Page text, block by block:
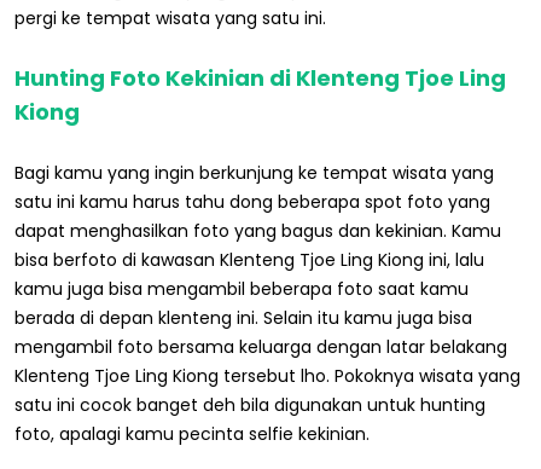
pergi ke tempat wisata yang satu ini.
Hunting Foto Kekinian di Klenteng Tjoe Ling
Kiong
Bagi kamu yang ingin berkunjung ke tempat wisata yang
satu ini kamu harus tahu dong beberapa spot foto yang
dapat menghasilkan foto yang bagus dan kekinian. Kamu
bisa berfoto di kawasan Klenteng Tjoe Ling Kiong ini, lalu
kamu juga bisa mengambil beberapa foto saat kamu
berada di depan klenteng ini. Selain itu kamu juga bisa
mengambil foto bersama keluarga dengan latar belakang
Klenteng Tjoe Ling Kiong tersebut lho. Pokoknya wisata yang
satu ini cocok banget deh bila digunakan untuk hunting
foto, apalagi kamu pecinta selfie kekinian.